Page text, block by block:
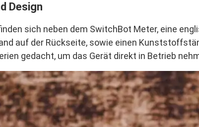
Design
sich neben dem SwitchBot Meter, eine
auf der Rückseite, sowie einen
gedacht, um das Gerät direkt in Betrieb